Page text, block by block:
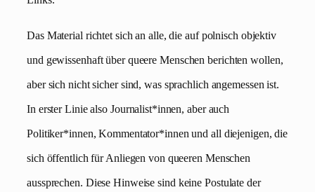
Das Material richtet sich an alle, die auf polnisch objektiv
und gewissenhaft über queere Menschen berichten wollen,
aber sich nicht sicher sind, was sprachlich angemessen ist.
In erster Linie also Journalist*innen, aber auch
Politiker*innen, Kommentator*innen und all diejenigen, die
sich öffentlich für Anliegen von queeren Menschen
aussprechen. Diese Hinweise sind keine Postulate der